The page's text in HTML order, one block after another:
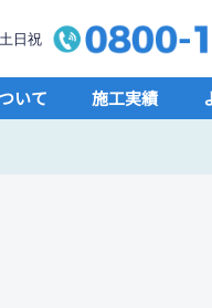
日祝
いて 施工実績